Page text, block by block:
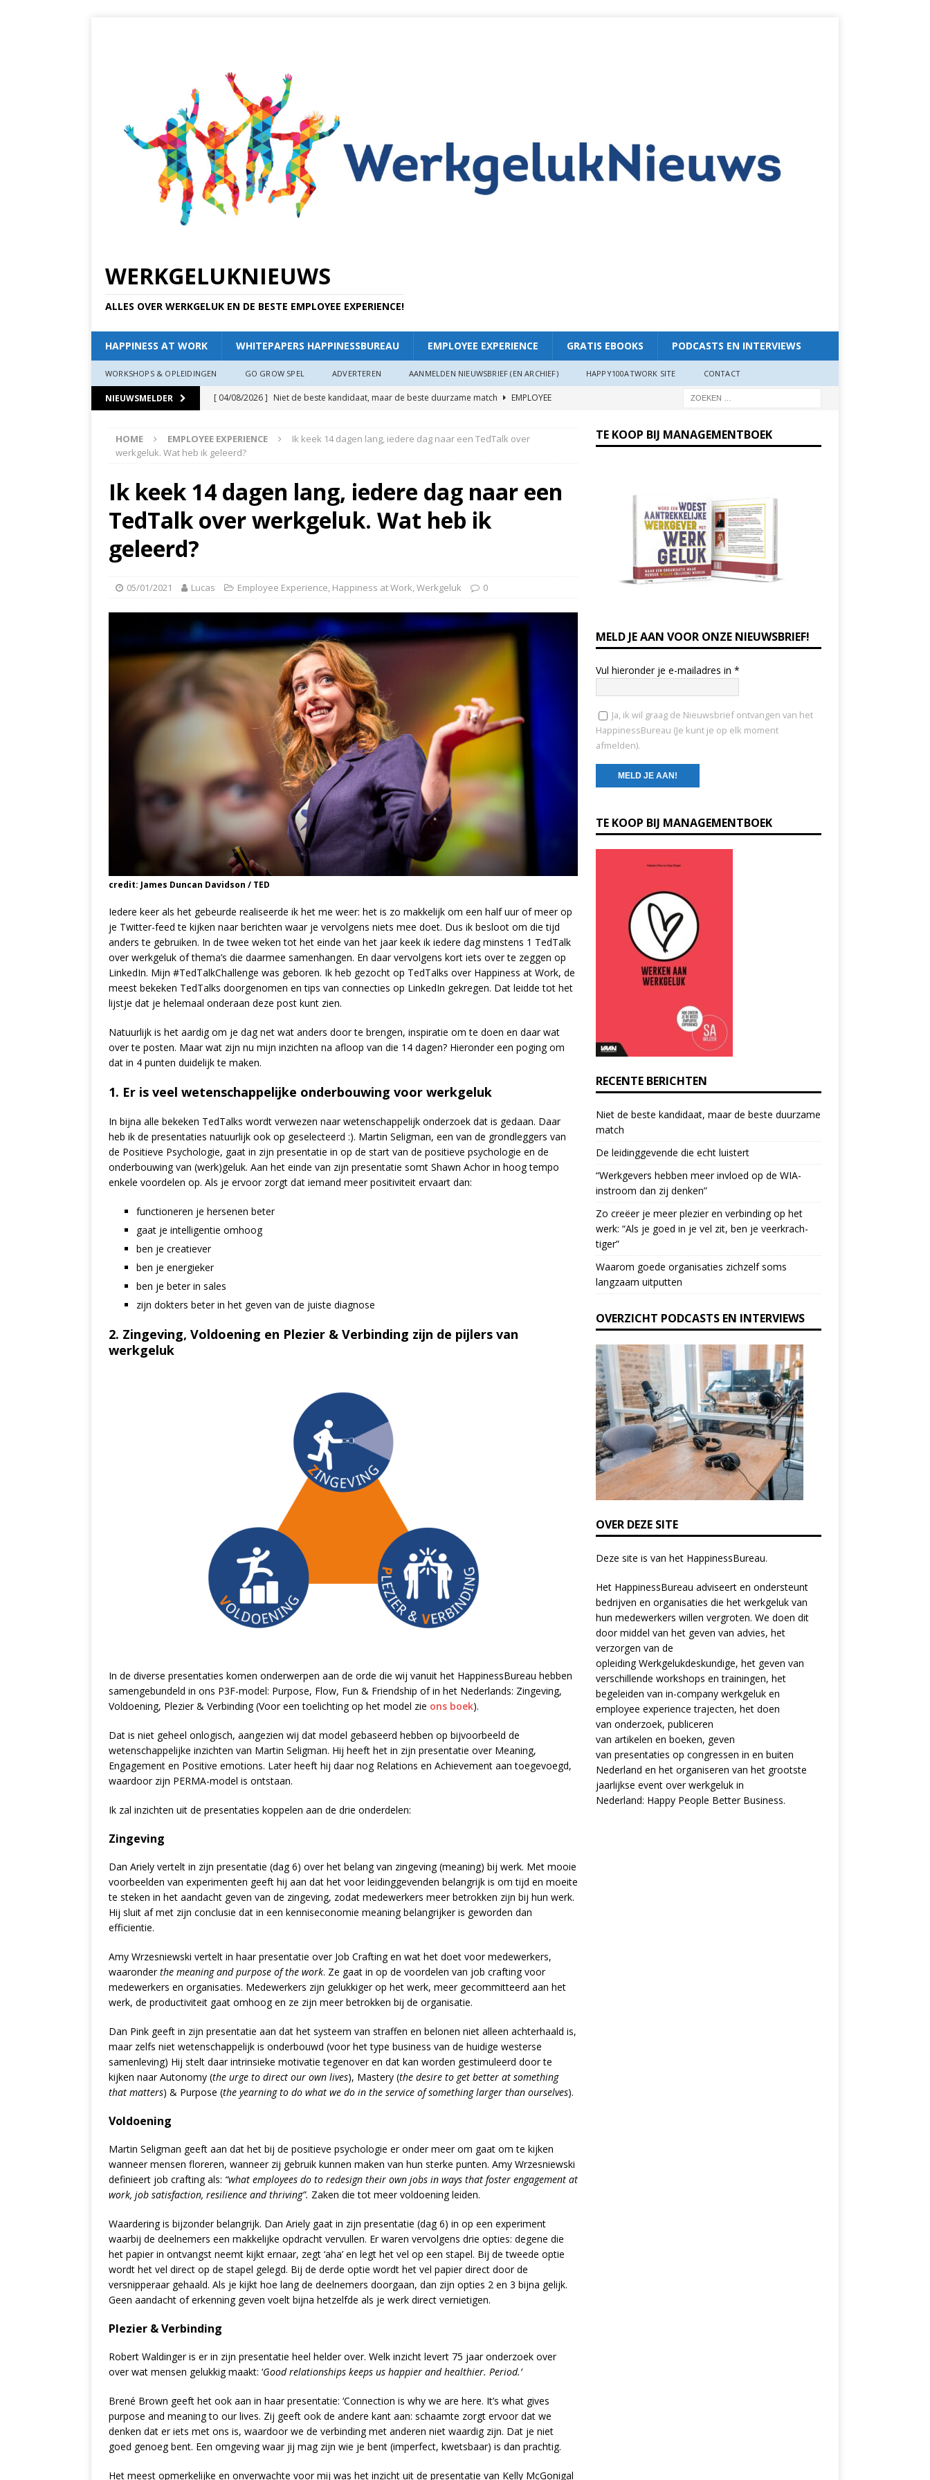
WERKGELUKNIEUWS
ALLES OVER WERKGELUK EN DE BESTE EMPLOYEE EXPERIENCE!
HAPPINESS AT WORK WHITEPAPERS HAPPINESSBUREAU EMPLOYEE EXPERIENCE GRATIS EBOOKS PODCASTS EN INTERVIEWS
WORKSHOPS & OPLEIDINGEN GO GROW SPEL ADVERTEREN AANMELDEN NIEUWSBRIEF (EN ARCHIEF) HAPPY100ATWORK SITE CONTACT
NIEUWSMELDER [ 04/08/2026 ] Niet de beste kandidaat, maar de beste duurzame match
EMPLOYEE
[ 11/07/2026 ]
De leidinggevende die echt luistert
HAPPINESS AT WORK
HAPPINESS AT WORK
[ 19/06/2026 ] Zo creëer je meer plezier en verbinding op het werk: “Als je goed in je vel
HAPPINESS AT WORK
HOME EMPLOYEE EXPERIENCE
Ik keek 14 dagen lang, iedere dag naar een TedTalk over
werkgeluk. Wat heb ik geleerd?
Ik keek 14 dagen lang, iedere dag naar een
TedTalk over werkgeluk. Wat heb ik
geleerd?
05/01/2021 Lucas Employee Experience, Happiness at Work,Werkgeluk 0
credit: James Duncan Davidson / TED
Iedere keer als het gebeurde realiseerde ik het me weer: het is zo makkelijk om een half uur of meer op
je Twitter-feed te kijken naar berichten waar je vervolgens niets mee doet. Dus ik besloot om die tijd
anders te gebruiken. In de twee weken tot het einde van het jaar keek ik iedere dag minstens 1 TedTalk
over werkgeluk of thema’s die daarmee samenhangen. En daar vervolgens kort iets over te zeggen op
LinkedIn. Mijn #TedTalkChallenge was geboren. Ik heb gezocht op TedTalks over Happiness at Work, de
meest bekeken TedTalks doorgenomen en tips van connecties op LinkedIn gekregen. Dat leidde tot het
lijstje dat je helemaal onderaan deze post kunt zien.
Natuurlijk is het aardig om je dag net wat anders door te brengen, inspiratie om te doen en daar wat
over te posten. Maar wat zijn nu mijn inzichten na afloop van die 14 dagen? Hieronder een poging om
dat in 4 punten duidelijk te maken.
1. Er is veel wetenschappelijke onderbouwing voor werkgeluk
In bijna alle bekeken TedTalks wordt verwezen naar wetenschappelijk onderzoek dat is gedaan. Daar
heb ik de presentaties natuurlijk ook op geselecteerd :). Martin Seligman, een van de grondleggers van
de Positieve Psychologie, gaat in zijn presentatie in op de start van de positieve psychologie en de
onderbouwing van (werk)geluk. Aan het einde van zijn presentatie somt Shawn Achor in hoog tempo
enkele voordelen op. Als je ervoor zorgt dat iemand meer positiviteit ervaart dan:
functioneren je hersenen beter
gaat je intelligentie omhoog
ben je creatiever
ben je energieker
ben je beter in sales
zijn dokters beter in het geven van de juiste diagnose
2. Zingeving, Voldoening en Plezier & Verbinding zijn de pijlers van
werkgeluk
In de diverse presentaties komen onderwerpen aan de orde die wij vanuit het HappinessBureau hebben
samengebundeld in ons P3F-model: Purpose, Flow, Fun & Friendship of in het Nederlands: Zingeving,
Voldoening, Plezier & Verbinding (Voor een toelichting op het model zie ons boek).
Dat is niet geheel onlogisch, aangezien wij dat model gebaseerd hebben op bijvoorbeeld de
wetenschappelijke inzichten van Martin Seligman. Hij heeft het in zijn presentatie over Meaning,
Engagement en Positive emotions. Later heeft hij daar nog Relations en Achievement aan toegevoegd,
waardoor zijn PERMA-model is ontstaan.
Ik zal inzichten uit de presentaties koppelen aan de drie onderdelen:
Zingeving
Dan Ariely vertelt in zijn presentatie (dag 6) over het belang van zingeving (meaning) bij werk. Met mooie
voorbeelden van experimenten geeft hij aan dat het voor leidinggevenden belangrijk is om tijd en moeite
te steken in het aandacht geven van de zingeving, zodat medewerkers meer betrokken zijn bij hun werk.
Hij sluit af met zijn conclusie dat in een kenniseconomie meaning belangrijker is geworden dan
efficientie.
Amy Wrzesniewski vertelt in haar presentatie over Job Crafting en wat het doet voor medewerkers,
waaronderthe meaning and purpose of the work. Ze gaat in op de voordelen van job crafting voor
medewerkers en organisaties. Medewerkers zijn gelukkiger op het werk, meer gecommitteerd aan het
werk, de productiviteit gaat omhoog en ze zijn meer betrokken bij de organisatie.
Dan Pink geeft in zijn presentatie aan dat het systeem van straffen en belonen niet alleen achterhaald is,
maar zelfs niet wetenschappelijk is onderbouwd (voor het type business van de huidige westerse
samenleving) Hij stelt daar intrinsieke motivatie tegenover en dat kan worden gestimuleerd door te
kijken naar Autonomy (the urge to direct our own lives), Mastery (the desire to get better at something
that matters) & Purpose (the yearning to do what we do in the service of something larger than ourselves).
Voldoening
Martin Seligman geeft aan dat het bij de positieve psychologie er onder meer om gaat om te kijken
wanneer mensen floreren, wanneer zij gebruik kunnen maken van hun sterke punten. Amy Wrzesniewski
definieert job crafting als: “what employees do to redesign their own jobs in ways that foster engagement at
work, job satisfaction, resilience and thriving”. Zaken die tot meer voldoening leiden.
Waardering is bijzonder belangrijk. Dan Ariely gaat in zijn presentatie (dag 6) in op een experiment
waarbij de deelnemers een makkelijke opdracht vervullen. Er waren vervolgens drie opties: degene die
het papier in ontvangst neemt kijkt ernaar, zegt ‘aha’ en legt het vel op een stapel. Bij de tweede optie
wordt het vel direct op de stapel gelegd. Bij de derde optie wordt het vel papier direct door de
versnipperaar gehaald. Als je kijkt hoe lang de deelnemers doorgaan, dan zijn opties 2 en 3 bijna gelijk.
Geen aandacht of erkenning geven voelt bijna hetzelfde als je werk direct vernietigen.
Plezier & Verbinding
Robert Waldinger is er in zijn presentatie heel helder over. Welk inzicht levert 75 jaar onderzoek over
over wat mensen gelukkig maakt: ‘Good relationships keeps us happier and healthier. Period.’
Brené Brown geeft het ook aan in haar presentatie: ‘Connection is why we are here. It’s what gives
purpose and meaning to our lives. Zij geeft ook de andere kant aan: schaamte zorgt ervoor dat we
denken dat er iets met ons is, waardoor we de verbinding met anderen niet waardig zijn. Dat je niet
goed genoeg bent. Een omgeving waar jij mag zijn wie je bent (imperfect, kwetsbaar) is dan prachtig.
Het meest opmerkelijke en onverwachte voor mij was het inzicht uit de presentatie van Kelly McGonigal
TE KOOP BIJ MANAGEMENTBOEK
MELD JE AAN VOOR ONZE NIEUWSBRIEF!
Vul hieronder je e-mailadres in *
Ja, ik wil graag de Nieuwsbrief ontvangen van het
HappinessBureau (Je kunt je op elk moment
afmelden).
o
n
s
.
P
l
e
a
s
e
l
e
a
v
e
t
h
i
f
e
l
d
b
l
a
n
k
.
TE KOOP BIJ MANAGEMENTBOEK
RECENTE BERICHTEN
Niet de beste kandidaat, maar de beste duurzame
match
De leidinggevende die echt luistert
“Werkgevers hebben meer invloed op de WIA-
instroom dan zij denken”
Zo creëer je meer plezier en verbinding op het
werk: “Als je goed in je vel zit, ben je veerkrach­
tiger”
Waarom goede organisaties zichzelf soms
langzaam uitputten
OVERZICHT PODCASTS EN INTERVIEWS
OVER DEZE SITE
Deze site is van het HappinessBureau.
Het HappinessBureau adviseert en ondersteunt
bedrijven en organisaties die het werkgeluk van
hun medewerkers willen vergroten. We doen dit
door middel van het geven van advies, het
verzorgen van de
opleidingWerkgelukdeskundige, het geven van
verschillende workshops en trainingen, het
begeleiden van in-company werkgeluk en
employee experiencetrajecten, het doen
van onderzoek, publiceren
van artikelen en boeken, geven
van presentaties op congressen in en buiten
Nederland en het organiseren van het grootste
jaarlijkse event over werkgeluk in
Nederland: Happy People Better Business.